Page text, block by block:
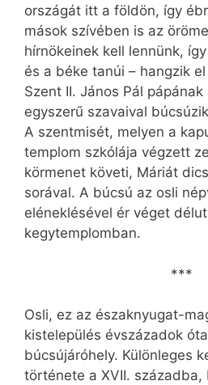
országát itt a földön, így
mások szívében is az
hírnökeinek kell lennünk,
és a béke tanúi – hangzik
Szent II. János Pál
egyszerű szavaival
A szentmisét, melyen a
templom szkólája végzett
körmenet követi, Máriát
sorával. A búcsú az osli
eléneklésével ér véget
kegytemplomban.
***
Osli, ez az északnyugat-
kistelepülés évszázadok
búcsújáróhely. Különleges
története a XVII. századba,